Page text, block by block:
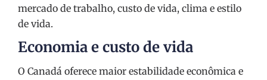
mercado de trabalho, custo de vida, clima e estilo
de vida.
Economia e custo de vida
O Canadá oferece maior estabilidade econômica e